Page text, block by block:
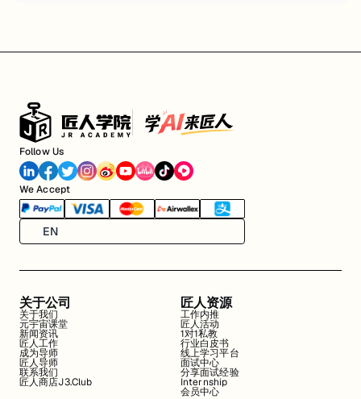
Follow Us
We Accept
EN
关于公司
关于我们
元宇宙课堂
新闻资讯
匠人工作
成为导师
匠人导师
联系我们
匠人商店J3.Club
匠人资源
工作内推
匠人活动
1对1私教
行业白皮书
线上学习平台
面试中心
分享面试经验
Internship
会员中心